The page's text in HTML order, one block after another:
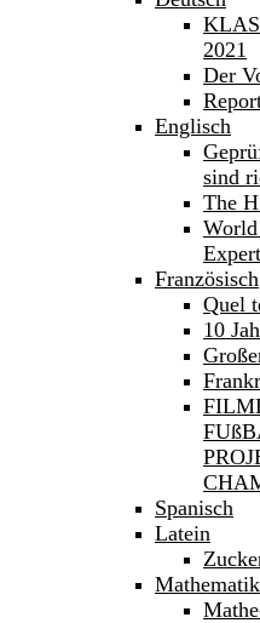
2021
Der
Englisch
sind
The
Französisch
Quel
10
Spanisch
Latein
Mathematik